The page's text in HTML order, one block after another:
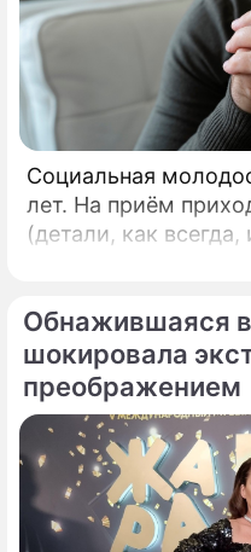
Социальная
лет. На приём
(детали, как
Обнажившаяся
шокировала
преображением